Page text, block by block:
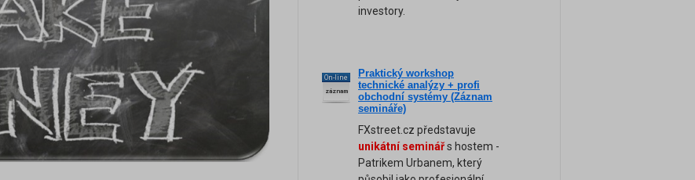
investory.
On-line
záznam
Praktický workshop
technické analýzy + profi
obchodní systémy (Záznam
semináře)
FXstreet.cz představuje
unikátní seminářs hostem -
Patrikem Urbanem, který